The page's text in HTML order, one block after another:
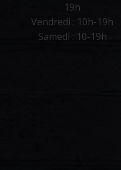
19h
Vendredi : 10h-19h
Samedi : 10-19h